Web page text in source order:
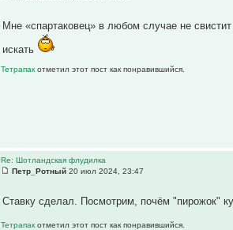
Мне «спартаковец» в любом случае не
искать
Тетрапакотметил этот пост как понравившийся.
Re: Шотландская флудилка
Петр_Ротный 20 июл 2024, 23:47
Ставку сделал. Посмотрим, почём "пирожок"
Тетрапакотметил этот пост как понравившийся.